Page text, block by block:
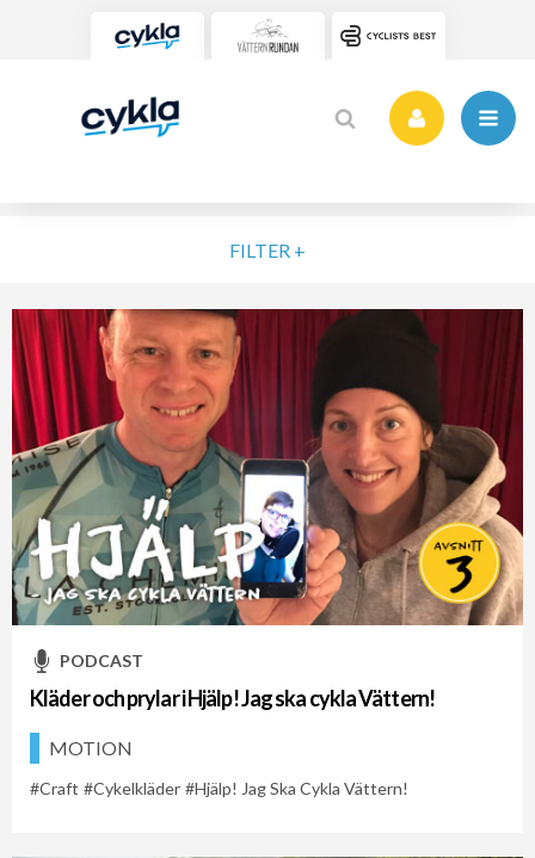
FILTER +
ELIT MOTION NYBÖRJARE
VARDAG
POPULÄRA TAGGAR
Vätternrundan
Motionslopp
Cykling
Cykelveckan 2025
MTB
Träning
Vättern Bike Games
MTB-Lopp
Cykelveckan 2021
Cykelveckan 2026 Prylar
SORTERA PÅ
RENSA
PODCAST
Kläder och prylar i Hjälp! Jag ska cykla Vättern!
MOTION
Craft Cykelkläder Hjälp! Jag Ska Cykla Vättern!